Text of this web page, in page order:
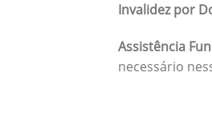
Invalidez por
Assistência
necessário